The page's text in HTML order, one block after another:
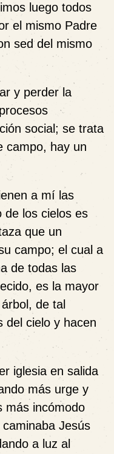
luego todos
el mismo Padre
sed del mismo
y perder la
social; se trata
campo, hay un
a mí las
de los cielos es
que un
campo; el cual a
de todas las
es la mayor
de tal
del cielo y hacen
iglesia en salida
más urge y
más incómodo
Jesús
a luz al